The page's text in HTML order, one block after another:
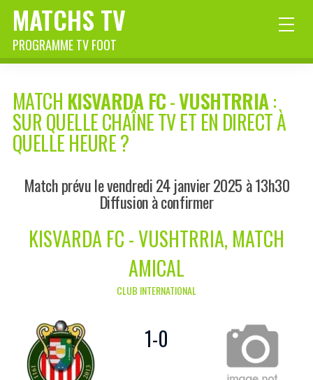
MATCHS TV
PROGRAMME TV FOOT
MATCH KISVARDA FC-VUSHTRRIA:
SUR QUELLE CHAÎNE TV ET EN DIRECT À
QUELLE HEURE ?
Match prévu le vendredi 24 janvier 2025 à 13h30
Diffusion à confirmer
KISVARDA FC - VUSHTRRIA, MATCH
AMICAL
CLUB INTERNATIONAL
1-0